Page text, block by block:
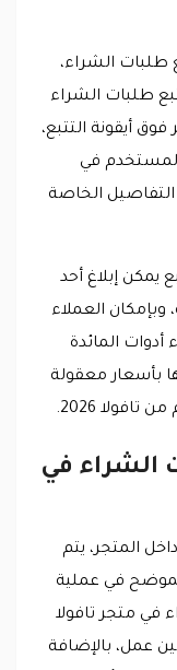
طلبات الشراء،
طلبات الشراء
أيقونة التتبع،
المستخدم في
الخاصة
يمكن إبلاغ أحد
العملاء
المائدة
بأسعار معقولة
2026.
في
المتجر، يتم
في عملية
في متجر تافولا
عمل، بالإضافة